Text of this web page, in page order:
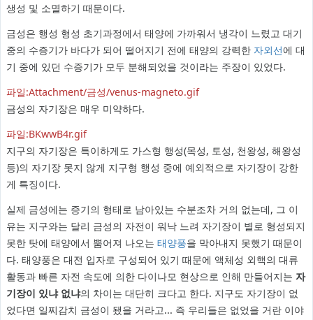
생성 및 소멸하기 때문이다.
금성은 행성 형성 초기과정에서 태양에 가까워서 냉각이 느렸고 대기
중의 수증기가 바다가 되어 떨어지기 전에 태양의 강력한 자외선에 대
기 중에 있던 수증기가 모두 분해되었을 것이라는 주장이 있었다.
파일:Attachment/금성/venus-magneto.gif
금성의 자기장은 매우 미약하다.
파일:BKwwB4r.gif
지구의 자기장은 특이하게도 가스형 행성(목성, 토성, 천왕성, 해왕성
등)의 자기장 못지 않게 지구형 행성 중에 예외적으로 자기장이 강한
게 특징이다.
실제 금성에는 증기의 형태로 남아있는 수분조차 거의 없는데, 그 이
유는 지구와는 달리 금성의 자전이 워낙 느려 자기장이 별로 형성되지
못한 탓에 태양에서 뿜어져 나오는 태양풍을 막아내지 못했기 때문이
다. 태양풍은 대전 입자로 구성되어 있기 때문에 액체성 외핵의 대류
활동과 빠른 자전 속도에 의한 다이나모 현상으로 인해 만들어지는 자
기장이 있냐 없냐의 차이는 대단히 크다고 한다. 지구도 자기장이 없
었다면 일찌감치 금성이 됐을 거라고... 즉 우리들은 없었을 거란 이야